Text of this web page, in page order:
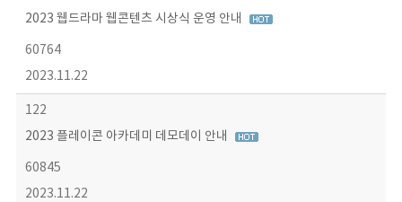
2023 웹드라마 웹콘텐츠 시상식 운영 안내
60764
2023.11.22
122
2023 플레이콘 아카데미 데모데이 안내
60845
2023.11.22